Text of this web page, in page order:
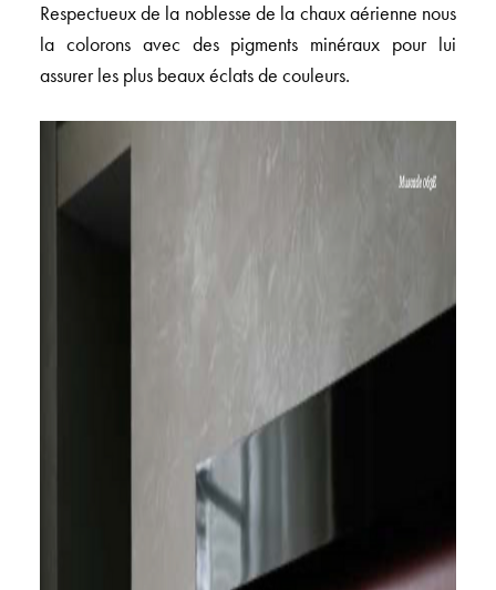
Respectueux de la noblesse de la chaux aérienne nous
la colorons avec des pigments minéraux pour lui
assurer les plus beaux éclats de couleurs.